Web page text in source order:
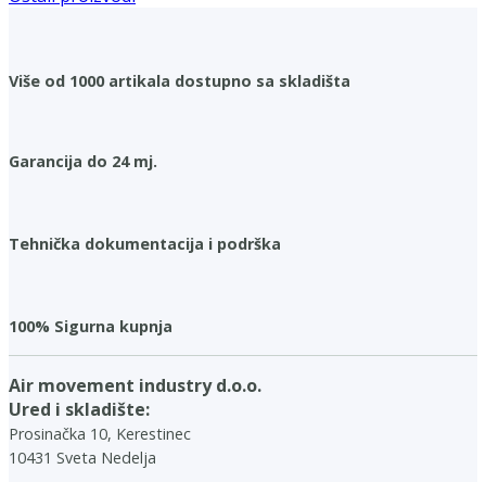
Više od 1000 artikala dostupno sa skladišta
Garancija do 24 mj.
Tehnička dokumentacija i podrška
100% Sigurna kupnja
Air movement industry d.o.o.
Ured i skladište:
Prosinačka 10, Kerestinec
10431 Sveta Nedelja